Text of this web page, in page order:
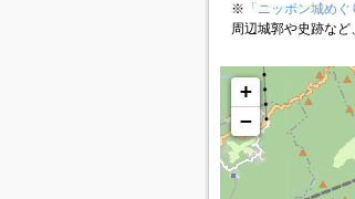
※ 「ニッポン城めぐ
周辺城郭や史跡など
+
−